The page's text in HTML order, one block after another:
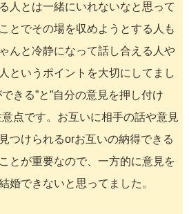
人とは一緒にいれないなと思って
とでその場を収めようとする人も
んと冷静になって話し合える人や
というポイントを大切にしてまし
きる”と”自分の意見を押し付け
点です。お互いに相手の話や意見
つけられるorお互いの納得できる
とが重要なので、一方的に意見を
婚できないと思ってました。